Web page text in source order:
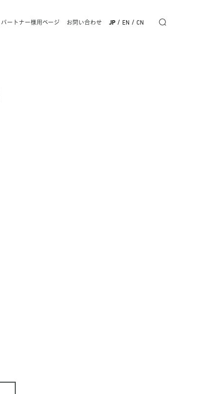
パートナー様用ページ お問い合わせ JP / EN / CN